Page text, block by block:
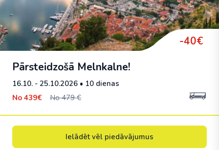
-40€
Pārsteidzošā Melnkalne!
16.10. - 25.10.2026 • 10 dienas
No 439€ No 479 €
Ielādēt vēl piedāvājumus